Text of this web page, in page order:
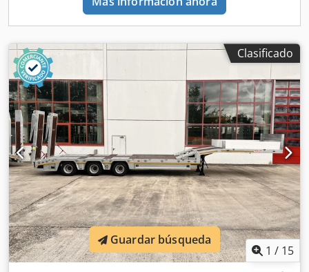
Clasificado
1 / 15
Guardar búsqueda